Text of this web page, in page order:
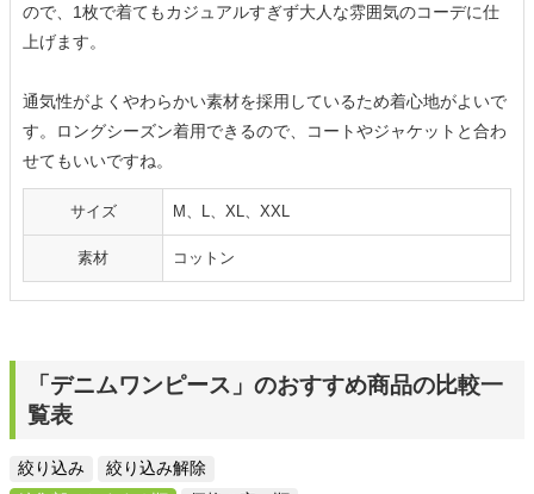
ので、1枚で着てもカジュアルすぎず大人な雰囲気のコーデに仕
上げます。
通気性がよくやわらかい素材を採用しているため着心地がよいで
す。ロングシーズン着用できるので、コートやジャケットと合わ
せてもいいですね。
サイズ M、L、XL、XXL
素材 コットン
「デニムワンピース」のおすすめ商品の比較一
覧表
絞り込み
絞り込み解除